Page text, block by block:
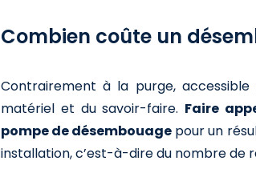
Combien coûte un
Contrairement à la purge,
matériel et du savoir-faire. Faire
pompe de désembouage pour un
installation, c’est-à-dire du nombre de